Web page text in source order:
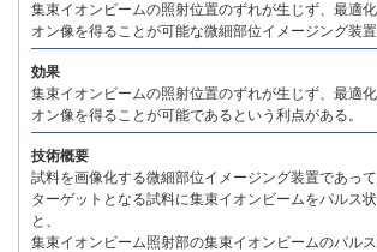
集束イオンビームの照射位置のずれが生じず、最適
オン像を得ることが可能な微細部位イメージング装置
効果
集束イオンビームの照射位置のずれが生じず、最適
オン像を得ることが可能であるという利点がある。
技術概要
試料を画像化する微細部位イメージング装置であって
ターゲットとなる試料に集束イオンビームをパルス
と、
集束イオンビーム照射部の集束イオンビームのパル